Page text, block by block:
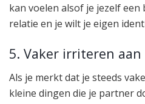
kan voelen alsof je jezelf
relatie en je wilt je eigen
5. Vaker irriteren
Als je merkt dat je steeds
kleine dingen die je partner